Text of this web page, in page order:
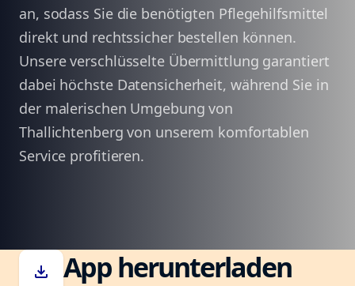
an, sodass Sie die benötigten Pflegehilfsmittel
direkt und rechtssicher bestellen können.
Unsere verschlüsselte Übermittlung garantiert
dabei höchste Datensicherheit, während Sie in
der malerischen Umgebung von
Thallichtenberg von unserem komfortablen
Service profitieren.
download App herunterladen